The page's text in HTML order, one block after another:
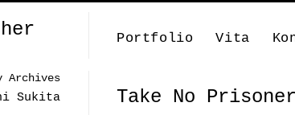
Portfolio Vita
Take No
Archives
Sukita